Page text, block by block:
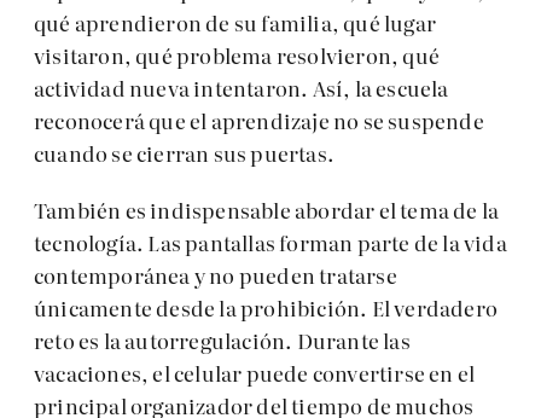
qué aprendieron de su familia, qué lugar
visitaron, qué problema resolvieron, qué
actividad nueva intentaron. Así, la escuela
reconocerá que el aprendizaje no se suspende
cuando se cierran sus puertas.
También es indispensable abordar el tema de la
tecnología. Las pantallas forman parte de la vida
contemporánea y no pueden tratarse
únicamente desde la prohibición. El verdadero
reto es la autorregulación. Durante las
vacaciones, el celular puede convertirse en el
principal organizador del tiempo de muchos